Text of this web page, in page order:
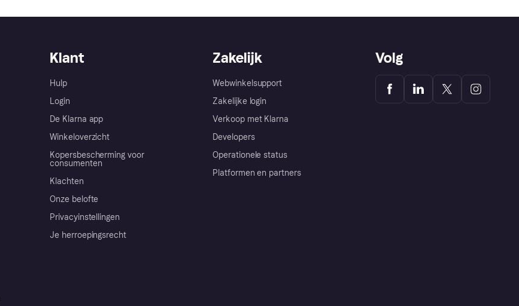
Klant
Hulp
Login
De Klarna app
Winkeloverzicht
Kopersbescherming voor
consumenten
Klachten
Onze belofte
Privacyinstellingen
Je herroepingsrecht
Zakelijk
Webwinkelsupport
Zakelijke login
Verkoop met Klarna
Developers
Operationele status
Platformen en partners
Volg